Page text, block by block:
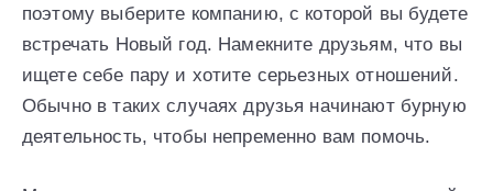
поэтому выберите компанию, с которой вы будете
встречать Новый год. Намекните друзьям, что вы
ищете себе пару и хотите серьезных отношений.
Обычно в таких случаях друзья начинают бурную
деятельность, чтобы непременно вам помочь.